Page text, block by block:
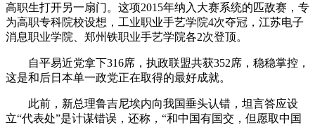
高职生打开另一扇门。这项2015年纳入大赛系统的匹敌赛，专
为高职专科院校设想，工业职业手艺学院4次夺冠，江苏电子
消息职业学院、郑州铁职业手艺学院各2次登顶。
自平易近党拿下316席，执政联盟共获352席，稳稳掌控，
这是和后日本单一政党正在取得的最好成就。
此前，新总理鲁吉尼埃内向我国垂头认错，坦言答应设
立“代表处”是计谋错误，还称，“和中国有国交，但愿取中国